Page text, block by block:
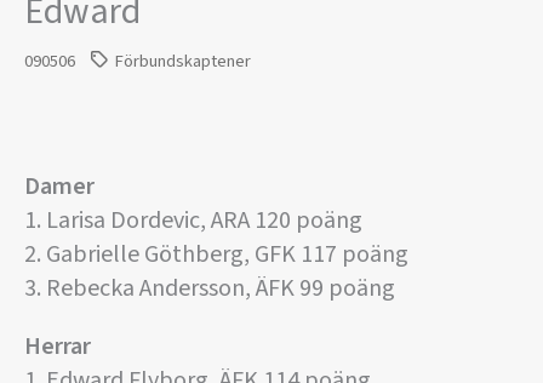
Edward
090506 Förbundskaptener
Damer
1. Larisa Dordevic, ARA 120 poäng
2. Gabrielle Göthberg, GFK 117 poäng
3. Rebecka Andersson, ÄFK 99 poäng
Herrar